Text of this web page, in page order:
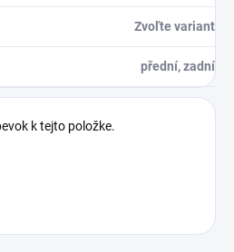
Zvoľte variant
přední, zadní
k tejto položke.